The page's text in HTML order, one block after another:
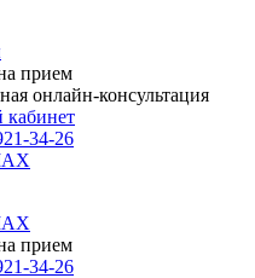
прием
онлайн-консультация
34-26
прием
34-26